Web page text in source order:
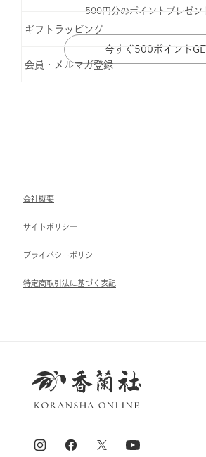
ギフトラッビング
会員・メルマガ登録
500円分のポイントプレゼン
今すぐ500ポイント
会社概要
サイトポリシ―
ブライパシーポリシ―
特定商取引法に基づく表記